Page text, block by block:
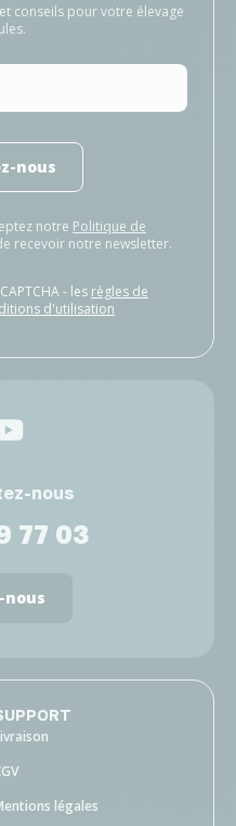
conseils pour votre élevage
nous
notre Politique de
recevoir notre newsletter.
- les règles de
d'utilisation
nous
77 03
nous
légales